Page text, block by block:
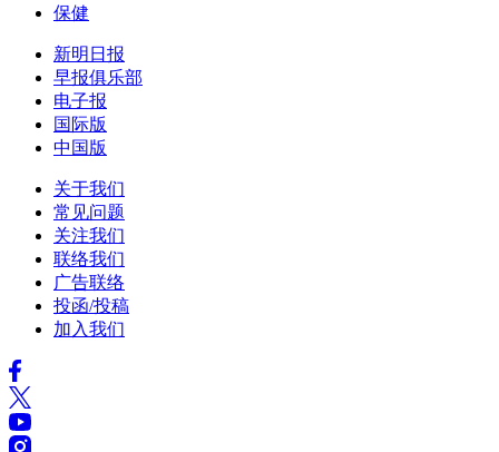
保健
新明日报
早报俱乐部
电子报
国际版
中国版
关于我们
常见问题
关注我们
联络我们
广告联络
投函/投稿
加入我们